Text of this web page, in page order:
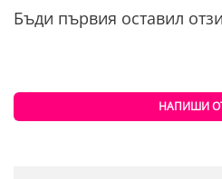
Бъди първия оставил
НАПИШИ